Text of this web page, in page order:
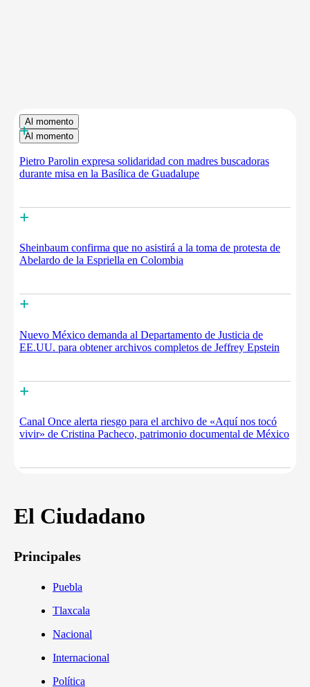
Al momento
Al momento
+
Pietro Parolin expresa solidaridad con madres buscadoras
durante misa en la Basílica de Guadalupe
+
Sheinbaum confirma que no asistirá a la toma de protesta de
Abelardo de la Espriella en Colombia
+
Nuevo México demanda al Departamento de Justicia de
EE.UU. para obtener archivos completos de Jeffrey Epstein
+
Canal Once alerta riesgo para el archivo de «Aquí nos tocó
vivir» de Cristina Pacheco, patrimonio documental de México
El Ciudadano
Principales
Puebla
Tlaxcala
Nacional
Internacional
Política